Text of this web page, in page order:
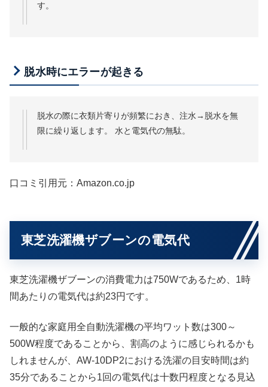
す。
脱水時にエラーが起きる
脱水の際に衣類片寄りが頻繁におき、注水→脱水を無
限に繰り返します。 水と電気代の無駄。
口コミ引用元：Amazon.co.jp
東芝洗濯機ザブーンの電気代
東芝洗濯機ザブーンの消費電力は750Wであるため、1時
間あたりの電気代は約23円です。
一般的な家庭用全自動洗濯機の平均ワット数は300～
500W程度であることから、割高のように感じられるかも
しれませんが、AW-10DP2における洗濯の目安時間は約
35分であることから1回の電気代は十数円程度となる見込